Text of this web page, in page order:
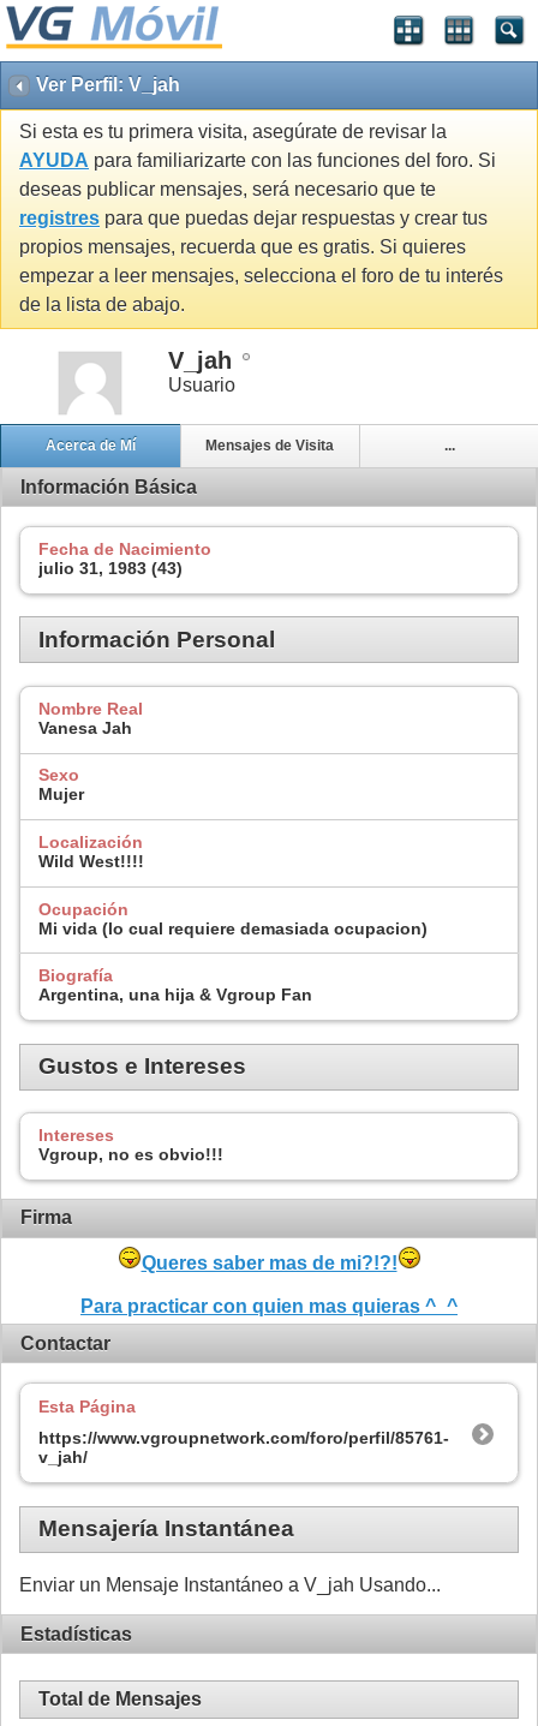
Ver Perfil: V_jah
Si esta es tu primera visita, asegúrate de revisar la
AYUDA para familiarizarte con las funciones del foro. Si
deseas publicar mensajes, será necesario que te
registres para que puedas dejar respuestas y crear tus
propios mensajes, recuerda que es gratis. Si quieres
empezar a leer mensajes, selecciona el foro de tu interés
de la lista de abajo.
V_jah
Usuario
Acerca de Mí Mensajes de Visita ...
Información Básica
Fecha de Nacimiento
julio 31, 1983 (43)
Información Personal
Nombre Real
Vanesa Jah
Sexo
Mujer
Localización
Wild West!!!!
Ocupación
Mi vida (lo cual requiere demasiada ocupacion)
Biografía
Argentina, una hija & Vgroup Fan
Gustos e Intereses
Intereses
Vgroup, no es obvio!!!
Firma
Queres saber mas de mi?!?!
Para practicar con quien mas quieras ^_^
Contactar
Esta Página
https://www.vgroupnetwork.com/foro/perfil/85761-
v_jah/
Mensajería Instantánea
Enviar un Mensaje Instantáneo a V_jah Usando...
Estadísticas
Total de Mensajes